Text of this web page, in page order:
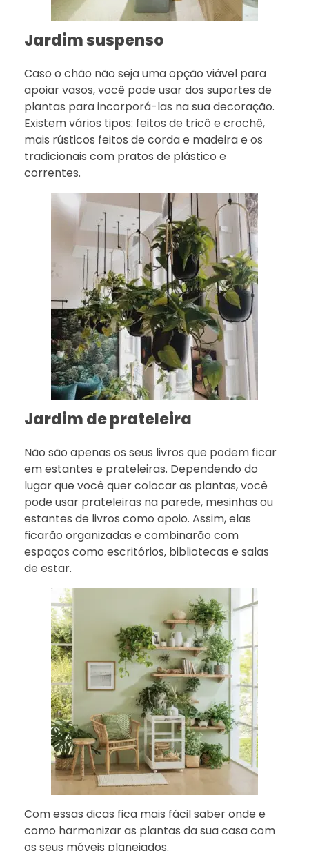
Jardim suspenso
Caso o chão não seja uma opção viável para
apoiar vasos, você pode usar dos suportes de
plantas para incorporá-las na sua decoração.
Existem vários tipos: feitos de tricô e crochê,
mais rústicos feitos de corda e madeira e os
tradicionais com pratos de plástico e
correntes.
Jardim de prateleira
Não são apenas os seus livros que podem ficar
em estantes e prateleiras. Dependendo do
lugar que você quer colocar as plantas, você
pode usar prateleiras na parede, mesinhas ou
estantes de livros como apoio. Assim, elas
ficarão organizadas e combinarão com
espaços como escritórios, bibliotecas e salas
de estar.
Com essas dicas fica mais fácil saber onde e
como harmonizar as plantas da sua casa com
os seus móveis planejados.